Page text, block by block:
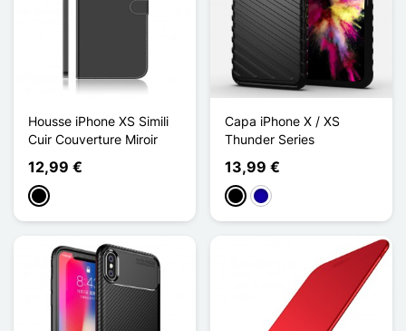
Housse iPhone XS Simili
Cuir Couverture Miroir
12,99 €
Preto
Capa iPhone X / XS
Thunder Series
13,99 €
PretoAzul Escuro